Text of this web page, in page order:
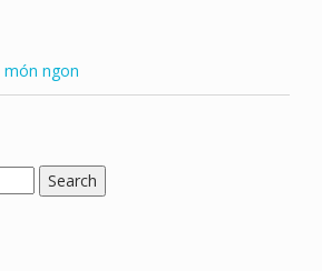
món ngon
Search